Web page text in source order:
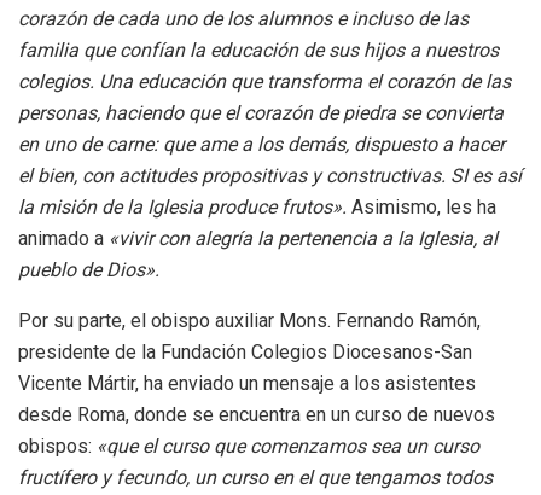
corazón de cada uno de los alumnos e incluso de las
familia que confían la educación de sus hijos a nuestros
colegios. Una educación que transforma el corazón de las
personas, haciendo que el corazón de piedra se convierta
en uno de carne: que ame a los demás, dispuesto a hacer
el bien, con actitudes propositivas y constructivas. SI es así
la misión de la Iglesia produce frutos». Asimismo, les ha
animado a «vivir con alegría la pertenencia a la Iglesia, al
pueblo de Dios».
Por su parte, el obispo auxiliar Mons. Fernando Ramón,
presidente de la Fundación Colegios Diocesanos-San
Vicente Mártir, ha enviado un mensaje a los asistentes
desde Roma, donde se encuentra en un curso de nuevos
obispos: «que el curso que comenzamos sea un curso
fructífero y fecundo, un curso en el que tengamos todos